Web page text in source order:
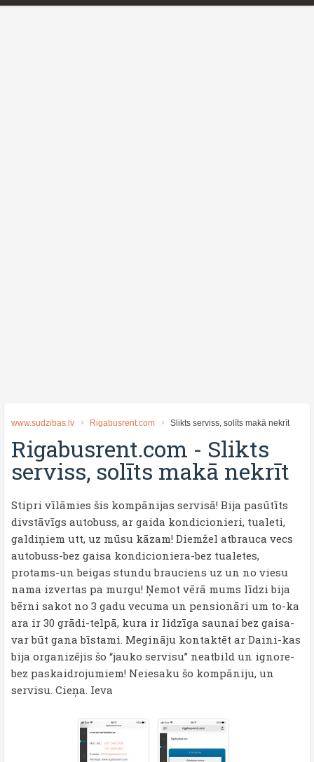
www.sudzibas.lv Rigabusrent.com Slikts serviss, solīts makā nekrīt
Rigabusrent.com - Slikts
serviss, solīts makā nekrīt
Stipri vīlāmies šis kompānijas servisā! Bija pasūtīts
divstāvīgs autobuss, ar gaida kondicionieri, tualeti,
galdiņiem utt, uz mūsu kāzam! Diemžel atbrauca vecs
autobuss-bez gaisa kondicioniera-bez tualetes,
protams-un beigas stundu brauciens uz un no viesu
nama izvertas pa murgu! Ņemot vērā mums līdzi bija
bērni sakot no 3 gadu vecuma un pensionāri um to-ka
ara ir 30 grādi-telpā, kura ir lidzīga saunai bez gaisa-
var būt gana bīstami. Megināju kontaktēt ar Daini-kas
bija organizējis šo “jauko servisu” neatbild un ignore-
bez paskaidrojumiem! Neiesaku šo kompāniju, un
servisu. Cieņa. Ieva